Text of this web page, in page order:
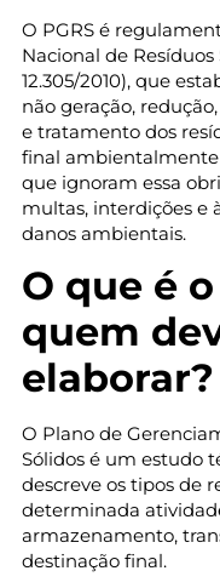
O PGRS é
Nacional de Resíduos
12.305/2010), que
não geração,
e tratamento dos
final ambientalmente
que ignoram essa
multas, interdições e
danos ambientais.
O que é o
quem
elaborar?
O Plano de
Sólidos é um estudo
descreve os tipos de
determinada
armazenamento,
destinação final.